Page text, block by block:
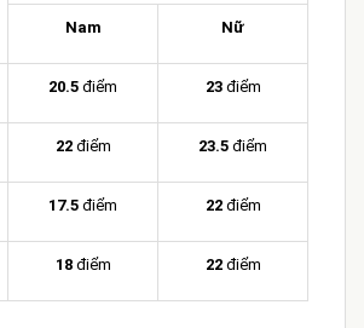
Nam Nữ
20.5 điểm 23điểm
22 điểm 23.5 điểm
17.5 điểm 22điểm
18điểm 22điểm